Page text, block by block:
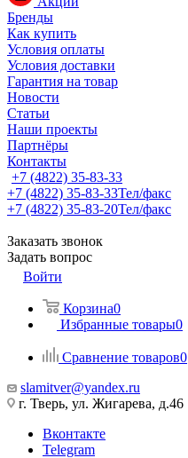
Бренды
Как купить
Условия оплаты
Условия доставки
Гарантия на товар
Новости
Статьи
Наши проекты
Партнёры
Контакты
+7 (4822) 35-83-33
+7 (4822) 35-83-33Тел/факс
+7 (4822) 35-83-20Тел/факс
Заказать звонок
Задать вопрос
Войти
Корзина0
Избранные товары0
Сравнение товаров0
slamitver@yandex.ru
г. Тверь, ул. Жигарева, д.46
Вконтакте
Telegram